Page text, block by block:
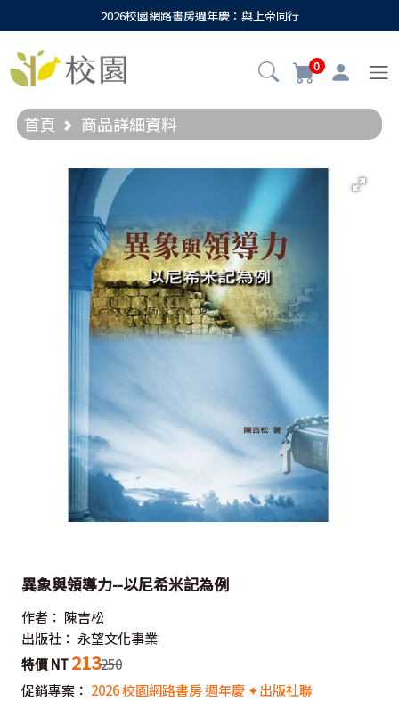
2026校園網路書房週年慶：與上帝同行
0
首頁 商品詳細資料
異象與領導力--以尼希米記為例
作者： 陳吉松
出版社： 永望文化事業
特價 NT 213250
促銷專案： 2026 校園網路書房 週年慶 ✦出版社聯